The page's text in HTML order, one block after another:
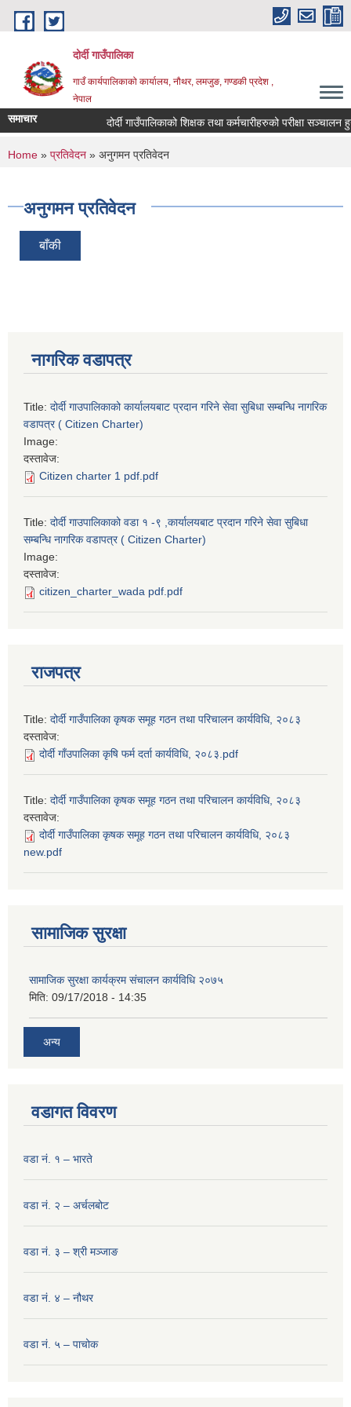
Skip to main content
दोर्दी गाउँपालिका
गाउँ कार्यपालिकाको कार्यालय, नौथर, लमजुङ, गण्डकी प्रदेश ,
नेपाल
समाचार दोर्दी गाउँपालिकाको शिक्षक तथा कर्मचारीहरुको परीक्षा सञ्चालन
You are here
Home » प्रतिवेदन » अनुगमन प्रतिवेदन
अनुगमन प्रतिवेदन
बाँकी
नागरिक वडापत्र
Title: दोर्दी गाउपालिकाको कार्यालयबाट प्रदान गरिने सेवा सुबिधा सम्बन्धि नागरिक
वडापत्र ( Citizen Charter)
Image:
दस्तावेज:
Citizen charter 1 pdf.pdf
Title: दोर्दी गाउपालिकाको वडा १ -९ ,कार्यालयबाट प्रदान गरिने सेवा सुबिधा
सम्बन्धि नागरिक वडापत्र ( Citizen Charter)
Image:
दस्तावेज:
citizen_charter_wada pdf.pdf
राजपत्र
Title: दोर्दी गाउँपालिका कृषक समूह गठन तथा परिचालन कार्यविधि, २०८३
दस्तावेज:
दोर्दी गाँउपालिका कृषि फर्म दर्ता कार्यविधि, २०८३.pdf
Title: दोर्दी गाउँपालिका कृषक समूह गठन तथा परिचालन कार्यविधि, २०८३
दस्तावेज:
दोर्दी गाउँपालिका कृषक समूह गठन तथा परिचालन कार्यविधि, २०८३
new.pdf
सामाजिक सुरक्षा
सामाजिक सुरक्षा कार्यक्रम संचालन कार्यविधि २०७५
मिति: 09/17/2018 - 14:35
अन्य
वडागत विवरण
वडा नं. १ – भारते
वडा नं. २ – अर्चलबोट
वडा नं. ३ – श्री मञ्‍जाङ
वडा नं. ४ – नौथर
वडा नं. ५ – पाचोक